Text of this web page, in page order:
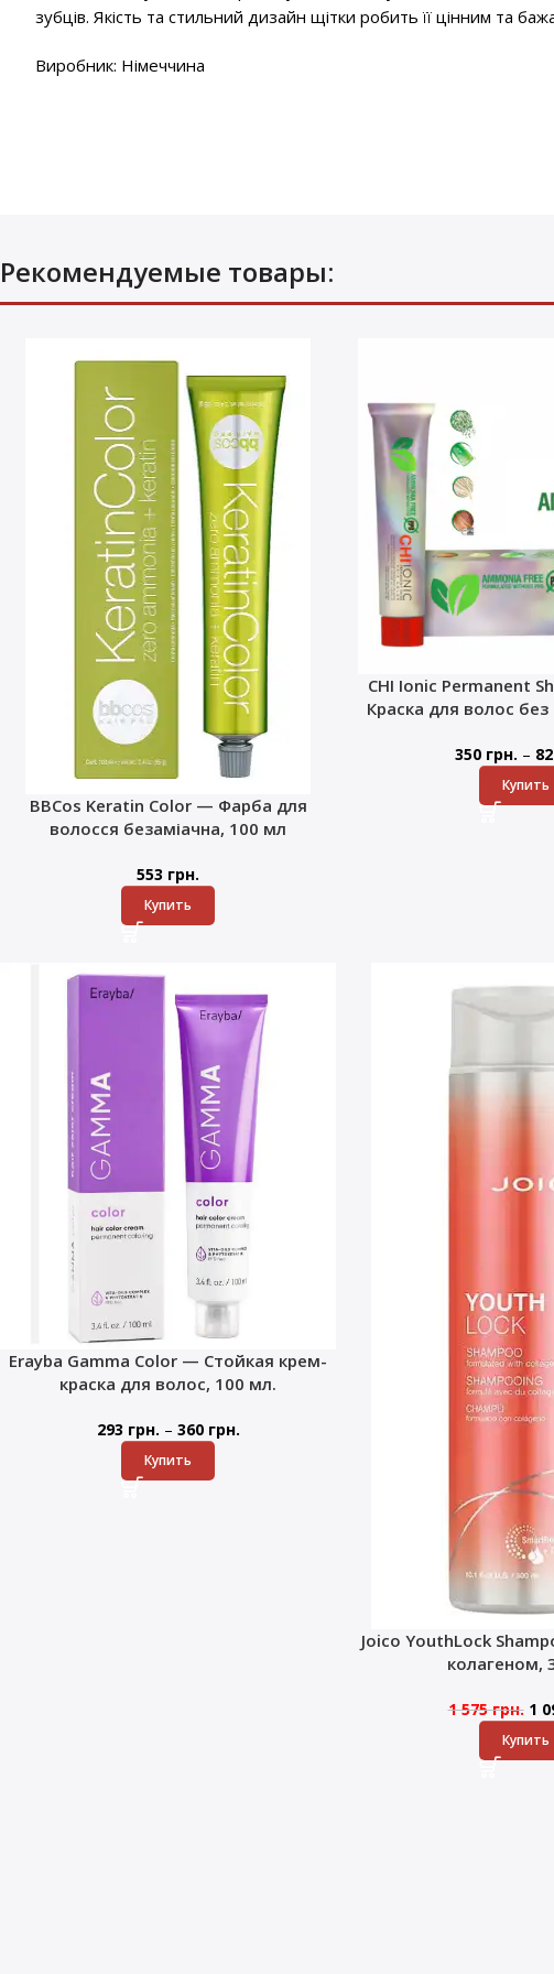
зубців. Якість та стильний дизайн щітки робить її цінним та
Виробник: Німеччина
Рекомендуемые товары:
BBCos Keratin Color — Фарба для
волосся безаміачна, 100 мл
553 грн.
Купить
CHI Ionic Permanent
Краска для волос
350 грн. –
Купить
Erayba Gamma Color — Стойкая крем-
краска для волос, 100 мл.
293 грн. – 360 грн.
Купить
Joico YouthLock
колагеном,
1 575грн. 1
Купить